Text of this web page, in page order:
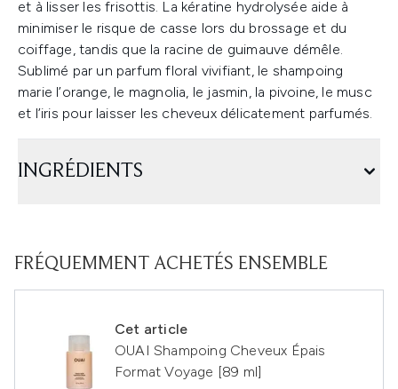
et à lisser les frisottis. La kératine hydrolysée aide à
minimiser le risque de casse lors du brossage et du
coiffage, tandis que la racine de guimauve démêle.
Sublimé par un parfum floral vivifiant, le shampoing
marie l’orange, le magnolia, le jasmin, la pivoine, le musc
et l’iris pour laisser les cheveux délicatement parfumés.
INGRÉDIENTS
FRÉQUEMMENT ACHETÉS ENSEMBLE
Cet article
OUAI Shampoing Cheveux Épais
Format Voyage [89 ml]